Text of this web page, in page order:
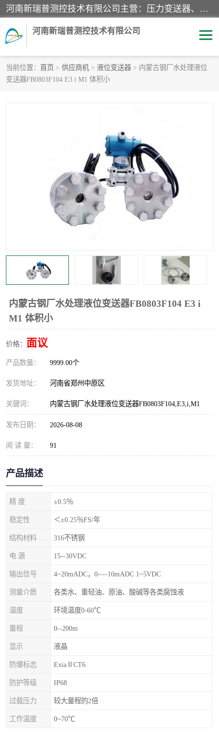
河南新瑞普测控技术有限公司主营：压力变送器、液位变送器、差压变送器、雷达料位计、电容物位计、温度显示控制仪表、电量变送器、流量计、工业自动化系统成套设备。
河南新瑞普测控技术有限公司
当前位置： 首页 > 供应商机 > 液位变送器 > 内蒙古钢厂水处理液位
变送器FB0803F104 E3 i M1 体积小
内蒙古钢厂水处理液位变送器FB0803F104 E3 i
M1 体积小
价格： 面议
产品数量： 9999.00个
发货地址： 河南省郑州中原区
关键词： 内蒙古钢厂水处理液位变送器FB0803F104,E3,i,M1
发布日期： 2026-08-08
阅 读 量： 91
产品描述
精 度 ±0.5％
稳定性 ＜±0.25％FS/年
316不锈钢
电 源 15--30VDC
输出信号 4~20mADC，0----10mADC 1~5VDC
测量介质 各类水、重轻油、原油、酸碱等各类腐蚀液
温度 环境温度0-60℃
量程 0--200m
显示 液晶
防爆标志 ExiaⅡCT6
防护等级 IP68
过载压力 较大量程的2倍
工作温度 0~70℃
霍尼韦尔压力变送器
雷达料位计
标准型工业压力变送器 罐旁显示仪
差压变送器 温度传感器变送器
压力变送器 电容物位计
温度显示控制仪表